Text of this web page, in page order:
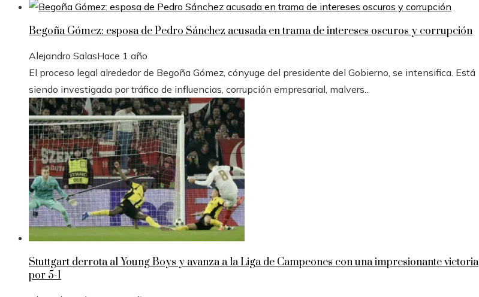
Begoña Gómez: esposa de Pedro Sánchez acusada en trama de intereses oscuros y corrupción
Alejandro SalasHace 1 año
El proceso legal alrededor de Begoña Gómez, cónyuge del presidente del Gobierno, se intensifica. Está
siendo investigada por tráfico de influencias, corrupción empresarial, malvers...
Stuttgart derrota al Young Boys y avanza a la Liga de Campeones con una impresionante victoria
por 5-1